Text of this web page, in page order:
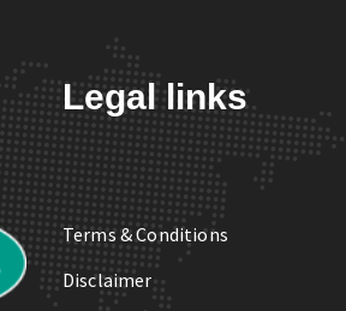
Legal links
Terms & Conditions
Disclaimer